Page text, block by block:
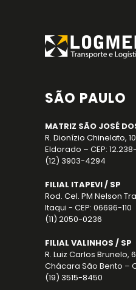
SÃO PAULO
MATRIZ SÃO JOSÉ
R. Dionízio Chinelato,
Eldorado – CEP:
(12) 3903-4294
FILIAL ITAPEVI / SP
Rod. Cel. PM Nelson
Itaqui - CEP: 06696-110
(11) 2050-0236
FILIAL VALINHOS / SP
R. Luiz Carlos Brunelo,
Chácara São Bento –
(19) 3515-8450